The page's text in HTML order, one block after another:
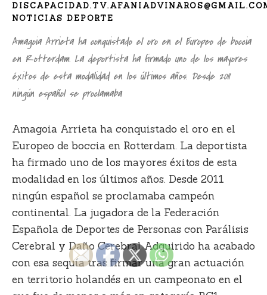
NOTICIAS DEPORTE
Amagoia Arrieta ha conquistado el oro en el Europeo de boccia
en Rotterdam. La deportista ha firmado uno de los mayores
éxitos de esta modalidad en los últimos años. Desde 2011
ningún español se proclamaba
Amagoia Arrieta ha conquistado el oro en el
Europeo de boccia en Rotterdam. La deportista
ha firmado uno de los mayores éxitos de esta
modalidad en los últimos años. Desde 2011
ningún español se proclamaba campeón
continental. La jugadora de la Federación
Española de Deportes de Personas con Parálisis
Cerebral y Daño Cerebral Adquirido ha acabado
con esa sequía tras firmar una gran actuación
en territorio holandés en un campeonato en el